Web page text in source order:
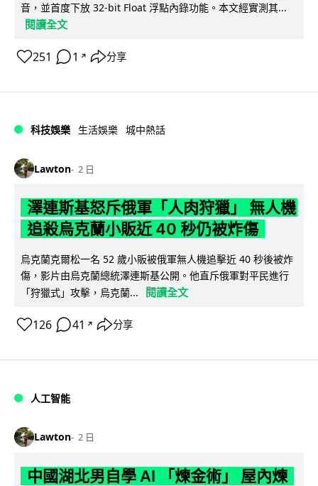
音，並首度下放 32-bit Float 浮點內錄功能。本文經實測其...
閱讀全文
251 1 ↗ 分享
科技娛樂 生活娛樂 城中熱話
Lawton 2 日
澤連斯基怒斥俄軍「人肉狩獵」 無人機
追殺烏克蘭小販近 40 秒仍被炸傷
烏克蘭克爾松一名 52 歲小販被俄軍無人機追擊近 40 秒後被炸
傷，影片由烏克蘭總統澤連斯基公開。他直斥俄軍對平民進行
「狩獵式」攻擊，烏克蘭...
閱讀全文
126 41 ↗ 分享
人工智能
Lawton 2 日
中國湖北男自學 AI 「煉金術」 屋內煉